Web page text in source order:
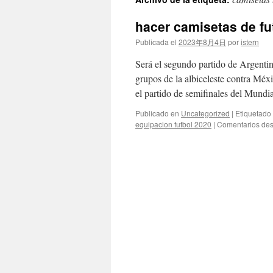
contenido
hacer camisetas de
Publicada el 2023年8月4日 poristern
Será el segundo partido de
grupos de la albiceleste contra
el partido de semifinales del
Publicado en Uncategorized | Etiquetado
equipacion futbol 2020 | Comentarios